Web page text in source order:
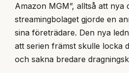
Amazon MGM”, alltså att nya
streamingbolaget gjorde en
sina företrädare. Den nya
att serien främst skulle locka
och sakna bredare